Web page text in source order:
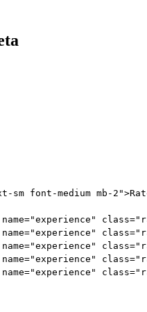
sm font-medium mb-2">
name="experience" class=
name="experience" class=
name="experience" class=
name="experience" class=
name="experience" class=